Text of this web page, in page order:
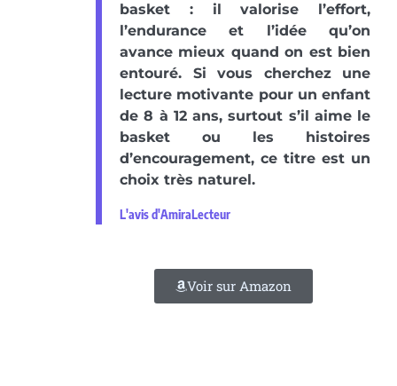
basket : il valorise l’effort,
l’endurance et l’idée qu’on
avance mieux quand on est bien
entouré. Si vous cherchez une
lecture motivante pour un enfant
de 8 à 12 ans, surtout s’il aime le
basket ou les histoires
d’encouragement, ce titre est un
choix très naturel.
L'avis d'AmiraLecteur
Voir sur Amazon